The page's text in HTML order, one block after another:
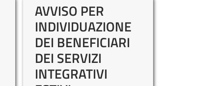
AVVISO PER
INDIVIDUAZIONE
DEI BENEFICIARI
DEI SERVIZI
INTEGRATIVI